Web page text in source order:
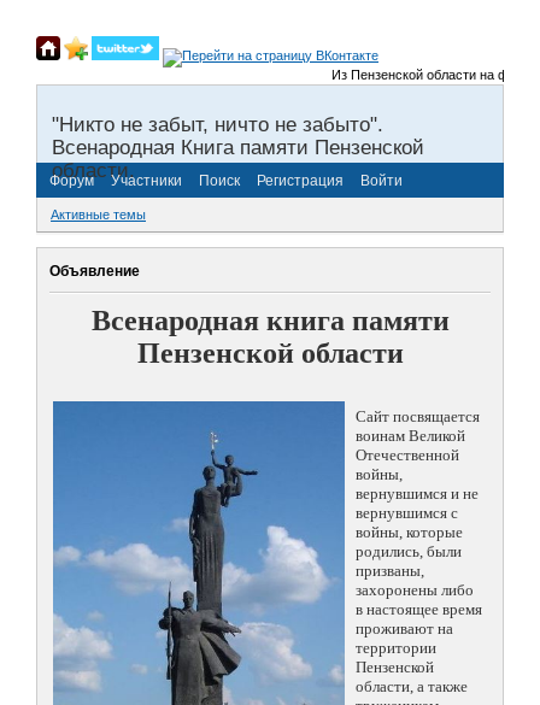
Из Пензенской области на
"Никто не забыт, ничто не забыто".
Всенародная Книга памяти Пензенской
области.
Форум Участники Поиск Регистрация Войти
Активные темы
Объявление
Всенародная книга памяти
Пензенской области
Сайт посвящается
воинам Великой
Отечественной
войны,
вернувшимся и не
вернувшимся с
войны, которые
родились, были
призваны,
захоронены либо
в настоящее время
проживают на
территории
Пензенской
области, а также